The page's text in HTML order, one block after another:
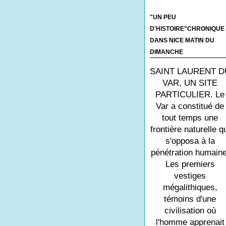
"UN PEU
D'HISTOIRE"CHRONIQUE
DANS NICE MATIN DU
DIMANCHE
SAINT LAURENT
VAR, UN SITE
PARTICULIER. Le
Var a constitué de
tout temps une
frontière naturelle
s'opposa à la
pénétration
Les premiers
vestiges
mégalithiques,
témoins d'une
civilisation où
l'homme apprenait